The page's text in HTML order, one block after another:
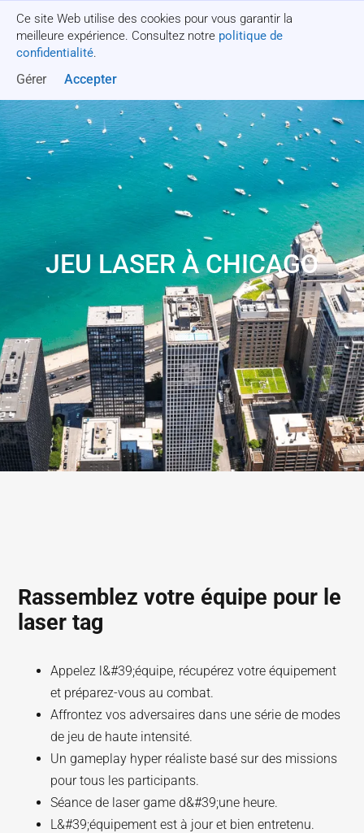
Ce site Web utilise des cookies pour vous garantir la
meilleure expérience. Consultez notre politique de
confidentialité.
Gérer Accepter
Obtenez un devis
JEU LASER À CHICAGO
Rassemblez votre équipe pour le
laser tag
Appelez l&#39;équipe, récupérez votre équipement
et préparez-vous au combat.
Affrontez vos adversaires dans une série de modes
de jeu de haute intensité.
Un gameplay hyper réaliste basé sur des missions
pour tous les participants.
Séance de laser game d&#39;une heure.
L&#39;équipement est à jour et bien entretenu.